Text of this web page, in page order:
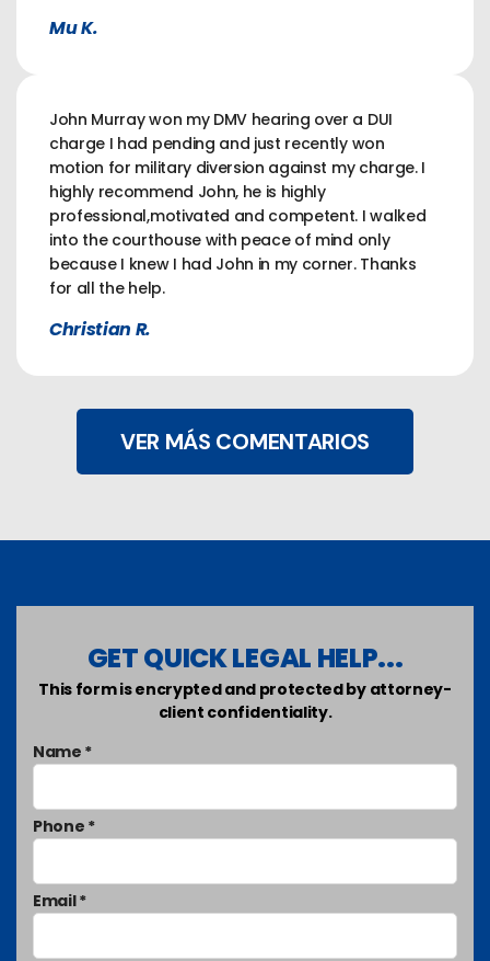
Mu K.
John Murray won my DMV hearing over a DUI
charge I had pending and just recently won
motion for military diversion against my charge. I
highly recommend John, he is highly
professional,motivated and competent. I walked
into the courthouse with peace of mind only
because I knew I had John in my corner. Thanks
for all the help.
Christian R.
VER MÁS COMENTARIOS
GET QUICK LEGAL HELP...
This form is encrypted and protected by attorney-
client confidentiality.
Name *
Phone *
Email *